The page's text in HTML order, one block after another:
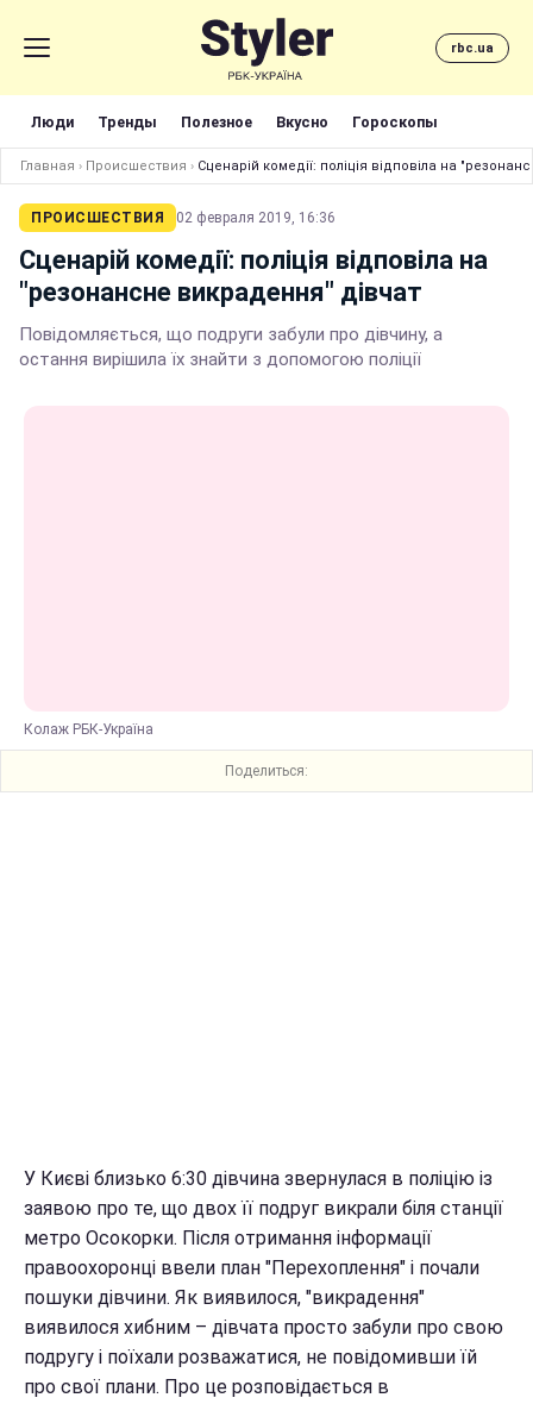
rbc.ua
Люди Тренды Полезное Вкусно Гороскопы
Главная › Происшествия › Сценарій комедії: поліція відповіла на
ПРОИСШЕСТВИЯ 02 февраля 2019, 16:36
Сценарій комедії: поліція відповіла на
"резонансне викрадення" дівчат
Повідомляється, що подруги забули про дівчину, а
остання вирішила їх знайти з допомогою поліції
Колаж РБК-Україна
Поделиться:
У Києві близько 6:30 дівчина звернулася в поліцію із
заявою про те, що двох її подруг викрали біля станції
метро Осокорки. Після отримання інформації
правоохоронці ввели план "Перехоплення" і почали
пошуки дівчини. Як виявилося, "викрадення"
виявилося хибним – дівчата просто забули про свою
подругу і поїхали розважатися, не повідомивши їй
про свої плани. Про це розповідається в